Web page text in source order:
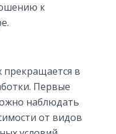
к
прекращается в
Первые
наблюдать
от видов